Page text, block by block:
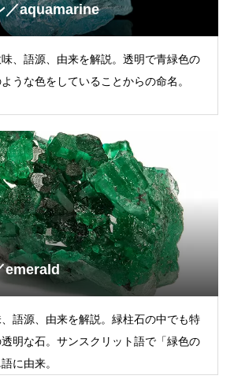
／aquamarine
、語源、由来を解説。透明で青緑色の
うな色をしていることからの命名。
emerald
語源、由来を解説。緑柱石の中でも特
明な石。サンスクリット語で「緑色の
に由来。